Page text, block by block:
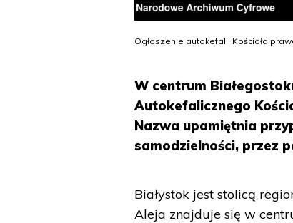
Ogłoszenie autokefalii Kościoła
W centrum
Autokefalicznego
Nazwa upamiętnia
samodzielności, przez
Białystok jest stolicą
Aleja znajduje się w